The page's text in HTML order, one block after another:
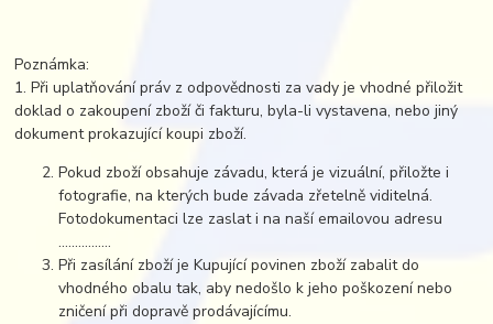
Poznámka:
1. Při uplatňování práv z odpovědnosti za vady je vhodné přiložit
doklad o zakoupení zboží či fakturu, byla-li vystavena, nebo jiný
dokument prokazující koupi zboží.
Pokud zboží obsahuje závadu, která je vizuální, přiložte i
fotografie, na kterých bude závada zřetelně viditelná.
Fotodokumentaci lze zaslat i na naší emailovou adresu
….............
Při zasílání zboží je Kupující povinen zboží zabalit do
vhodného obalu tak, aby nedošlo k jeho poškození nebo
zničení při dopravě prodávajícímu.